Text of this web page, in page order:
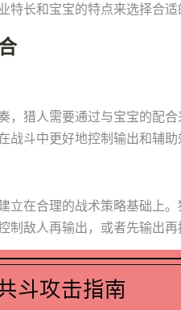
特长和宝宝的特点来选择合
，猎人需要通过与宝宝的配
战斗中更好地控制输出和辅助
立在合理的战术策略基础上
制敌人再输出，或者先输出再